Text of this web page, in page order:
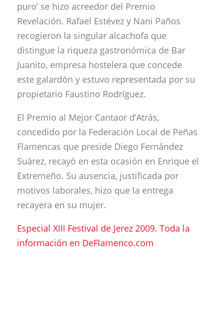
puro’ se hizo acreedor del Premio
Revelación. Rafael Estévez y Nani Paños
recogieron la singular alcachofa que
distingue la riqueza gastronómica de Bar
Juanito, empresa hostelera que concede
este galardón y estuvo representada por su
propietario Faustino Rodríguez.
El Premio al Mejor Cantaor d’Atrás,
concedido por la Federación Local de Peñas
Flamencas que preside Diego Fernández
Suárez, recayó en esta ocasión en Enrique el
Extremeño. Su ausencia, justificada por
motivos laborales, hizo que la entrega
recayera en su mujer.
Especial XIII Festival de Jerez 2009. Toda la
información en DeFlamenco.com